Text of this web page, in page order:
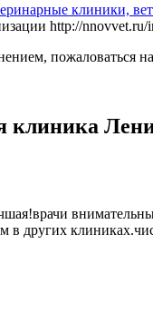
клиники,
http://
пожаловаться
в других